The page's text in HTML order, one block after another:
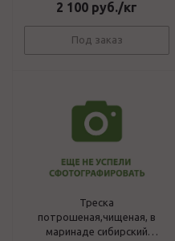
2 100 руб./кг
Под заказ
Треска
потрошеная,чищеная, в
маринаде сибирский